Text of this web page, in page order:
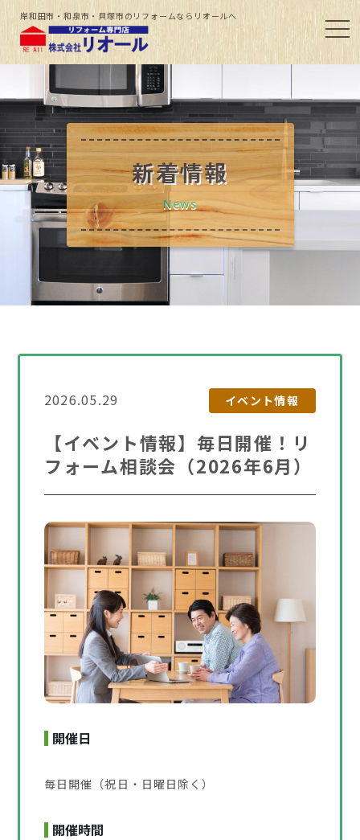
岸和田市・和泉市・貝塚市のリフォームならリオールへ
新着情報
News
2026.05.29 イベント情報
【イベント情報】毎日開催！リ
フォーム相談会（2026年6月）
開催日
毎日開催（祝日・日曜日除く）
開催時間